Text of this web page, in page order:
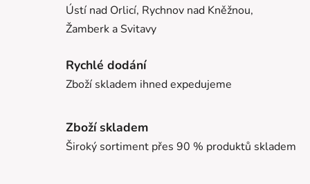
Ústí nad Orlicí, Rychnov nad Kněžnou,
Žamberk a Svitavy
Rychlé dodání
Zboží skladem ihned expedujeme
Zboží skladem
Široký sortiment přes 90 % produktů skladem